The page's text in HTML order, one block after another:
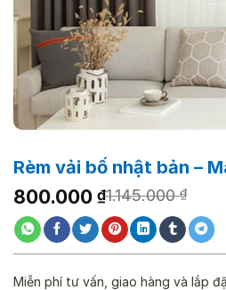
Rèm vải bố nhật bản –
1.145.000₫
Giá
gốc
là:
1.145.000 ₫.
800.000 ₫
Giá
hiện
tại
là:
800.000 ₫.
Miễn phí tư vấn, giao hàng và lắp